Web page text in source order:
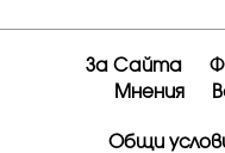
За Сайта
Мнения
Общи